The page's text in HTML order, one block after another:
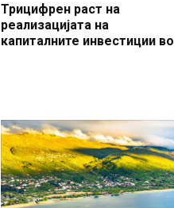
Трицифрен раст на
реализацијата на
капиталните инвестиции во